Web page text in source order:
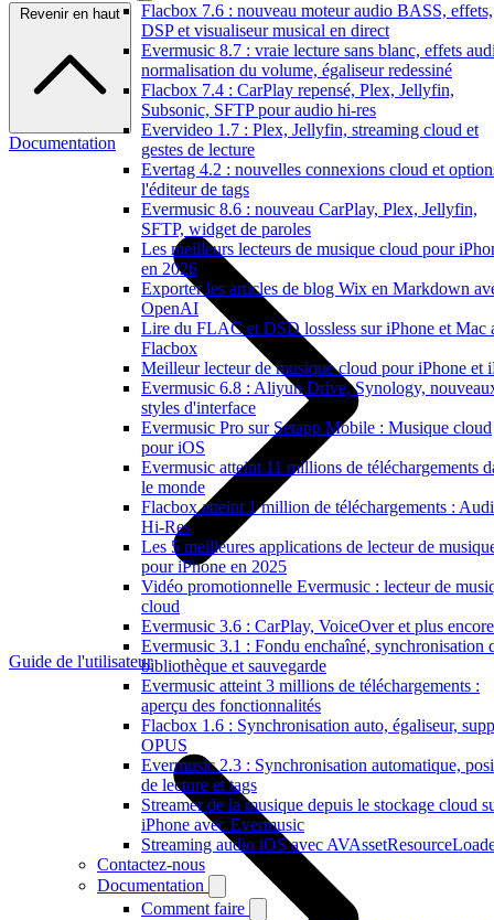
Flacbox 7.6 : nouveau moteur audio BASS, effets,
DSP et visualiseur musical en direct
Evermusic 8.7 : vraie lecture sans blanc, effets
normalisation du volume, égaliseur redessiné
Flacbox 7.4 : CarPlay repensé, Plex, Jellyfin,
Subsonic, SFTP pour audio hi-res
Evervideo 1.7 : Plex, Jellyfin, streaming cloud et
gestes de lecture
Evertag 4.2 : nouvelles connexions cloud et
l'éditeur de tags
Evermusic 8.6 : nouveau CarPlay, Plex, Jellyfin,
SFTP, widget de paroles
Les meilleurs lecteurs de musique cloud pour
en 2026
Exporter les articles de blog Wix en Markdown
OpenAI
Lire du FLAC et DSD lossless sur iPhone et Mac
Flacbox
Meilleur lecteur de musique cloud pour iPhone et
Evermusic 6.8 : Aliyun Drive, Synology,
styles d'interface
Evermusic Pro sur Setapp Mobile : Musique cloud
pour iOS
Evermusic atteint 11 millions de téléchargements
le monde
Flacbox atteint 1 million de téléchargements :
Hi-Res
Les 5 meilleures applications de lecteur de
pour iPhone en 2025
Vidéo promotionnelle Evermusic : lecteur de
cloud
Evermusic 3.6 : CarPlay, VoiceOver et plus encore
Evermusic 3.1 : Fondu enchaîné, synchronisation
bibliothèque et sauvegarde
Evermusic atteint 3 millions de téléchargements :
aperçu des fonctionnalités
Flacbox 1.6 : Synchronisation auto, égaliseur,
OPUS
Evermusic 2.3 : Synchronisation automatique,
de lecture et tags
Streamer de la musique depuis le stockage cloud
iPhone avec Evermusic
Streaming audio iOS avec
Contactez-nous
Documentation
Comment faire
Revenir en haut
Documentation
Guide de l'utilisateur